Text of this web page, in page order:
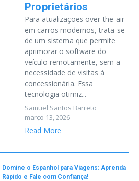
Proprietários
Para atualizações over-the-air
em carros modernos, trata-se
de um sistema que permite
aprimorar o software do
veículo remotamente, sem a
necessidade de visitas à
concessionária. Essa
tecnologia otimiz...
Samuel Santos Barreto
março 13, 2026
Read More
Domine o Espanhol para Viagens: Aprenda
Rápido e Fale com Confiança!